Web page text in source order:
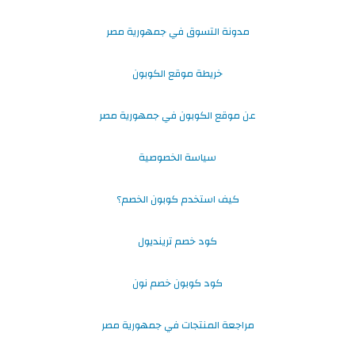
مدونة التسوق في جمهورية مصر
خريطة موقع الكوبون
عن موقع الكوبون في جمهورية مصر
سياسة الخصوصية
كيف استخدم كوبون الخصم؟
كود خصم ترينديول
كود كوبون خصم نون
مراجعة المنتجات في جمهورية مصر